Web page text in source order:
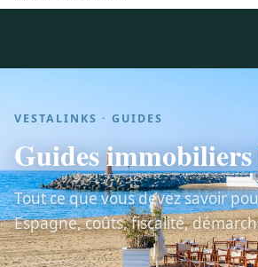
VESTALINKS · GUIDES
Guides immobiliers
Tout ce que vous devez savoir
Espagne, coûts, fiscalité,